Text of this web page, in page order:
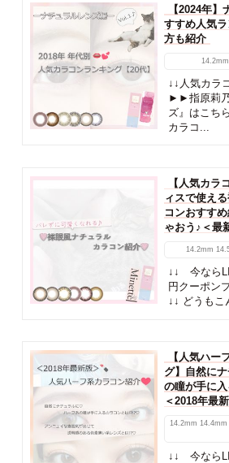
【2024年
すすめ人気
方も紹介
14.2mm
↓↓人気カラ
►►指原莉
ズ』はこち
カラコ...
【人気カラ
ィスで使え
コンおすす
ゃおう♪＜最
14.2mm
↓↓ 今なら
円クーポン
↓↓ どうもこ
【人気ハー
グ】自然に
の瞳が手に
＜2018年最
14.2mm 14.4mm
↓↓ 今なら